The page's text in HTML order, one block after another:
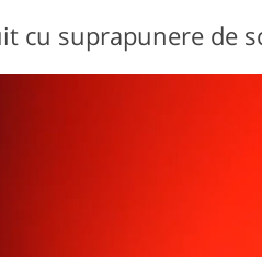
pentru